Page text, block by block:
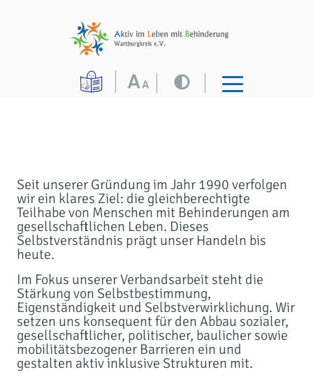
Seit unserer Gründung im Jahr 1990 verfolgen
wir ein klares Ziel: die gleichberechtigte
Teilhabe von Menschen mit Behinderungen am
gesellschaftlichen Leben. Dieses
Selbstverständnis prägt unser Handeln bis
heute.
Im Fokus unserer Verbandsarbeit steht die
Stärkung von Selbstbestimmung,
Eigenständigkeit und Selbstverwirklichung. Wir
setzen uns konsequent für den Abbau sozialer,
gesellschaftlicher, politischer, baulicher sowie
mobilitätsbezogener Barrieren ein und
gestalten aktiv inklusive Strukturen mit.